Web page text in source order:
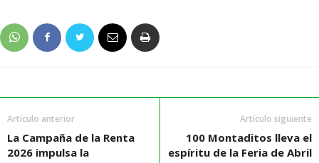
Artículo anterior
La Campaña de la Renta
2026 impulsa la
Artículo siguiente
100 Montaditos lleva el
espíritu de la Feria de Abril